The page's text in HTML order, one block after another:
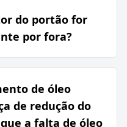
do portão for
por fora?
de óleo
de redução do
a falta de óleo